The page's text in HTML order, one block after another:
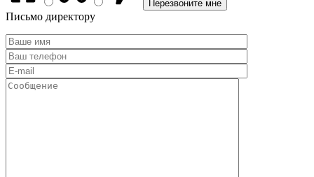
Письмо директору